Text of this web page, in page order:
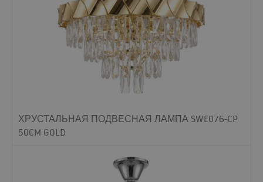
ХРУСТАЛЬНАЯ ПОДВЕСНАЯ ЛАМПА SWE076-CP
50CM GOLD